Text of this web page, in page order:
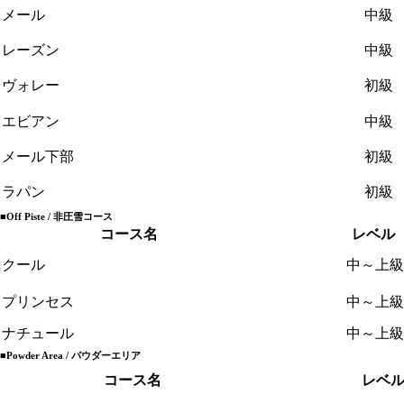
メール 中級
レーズン 中級
ヴォレー 初級
エビアン 中級
メール下部 初級
ラパン 初級
■Off Piste / 非圧雪コース
コース名 レベル
クール
中～上級
プリンセス 中～上級
ナチュール 中～上級
■Powder Area / パウダーエリア
コース名 レベル